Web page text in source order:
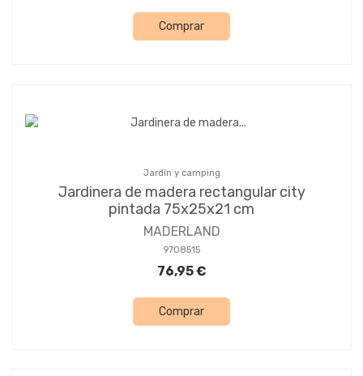
Comprar
Jardín y camping
Jardinera de madera rectangular city
pintada 75x25x21 cm
MADERLAND
9708515
76,95 €
Comprar